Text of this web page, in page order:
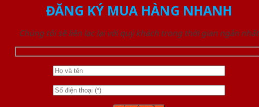
ĐĂNG KÝ MUA HÀNG NHANH
Chúng tôi sẽ liên lạc lại với quý khách trong thời gian ngắn nhất